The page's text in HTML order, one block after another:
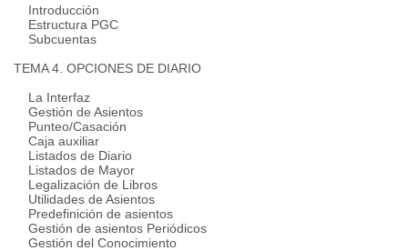
Introducción
Estructura PGC
Subcuentas
TEMA 4. OPCIONES DE DIARIO
La Interfaz
Gestión de Asientos
Punteo/Casación
Caja auxiliar
Listados de Diario
Listados de Mayor
Legalización de Libros
Utilidades de Asientos
Predefinición de asientos
Gestión de asientos Periódicos
Gestión del Conocimiento